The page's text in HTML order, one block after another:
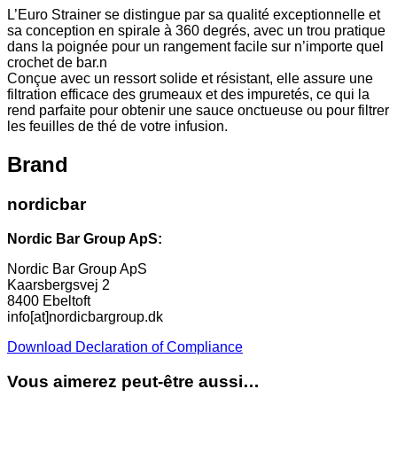
L’Euro Strainer se distingue par sa qualité exceptionnelle et
sa conception en spirale à 360 degrés, avec un trou pratique
dans la poignée pour un rangement facile sur n’importe quel
crochet de bar.n
Conçue avec un ressort solide et résistant, elle assure une
filtration efficace des grumeaux et des impuretés, ce qui la
rend parfaite pour obtenir une sauce onctueuse ou pour filtrer
les feuilles de thé de votre infusion.
Brand
nordicbar
Nordic Bar Group ApS:
Nordic Bar Group ApS
Kaarsbergsvej 2
8400 Ebeltoft
info[at]nordicbargroup.dk
Download Declaration of Compliance
Vous aimerez peut-être aussi…